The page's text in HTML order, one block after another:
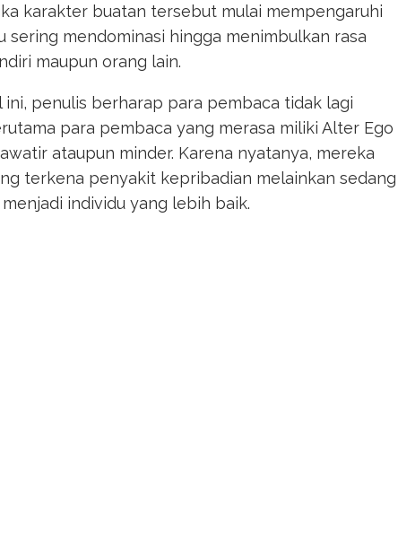
karakter buatan tersebut mulai mempengaruhi
mendominasi hingga menimbulkan rasa
maupun orang lain.
penulis berharap para pembaca tidak lagi
para pembaca yang merasa miliki Alter Ego
ataupun minder. Karena nyatanya, mereka
terkena penyakit kepribadian melainkan sedang
individu yang lebih baik.